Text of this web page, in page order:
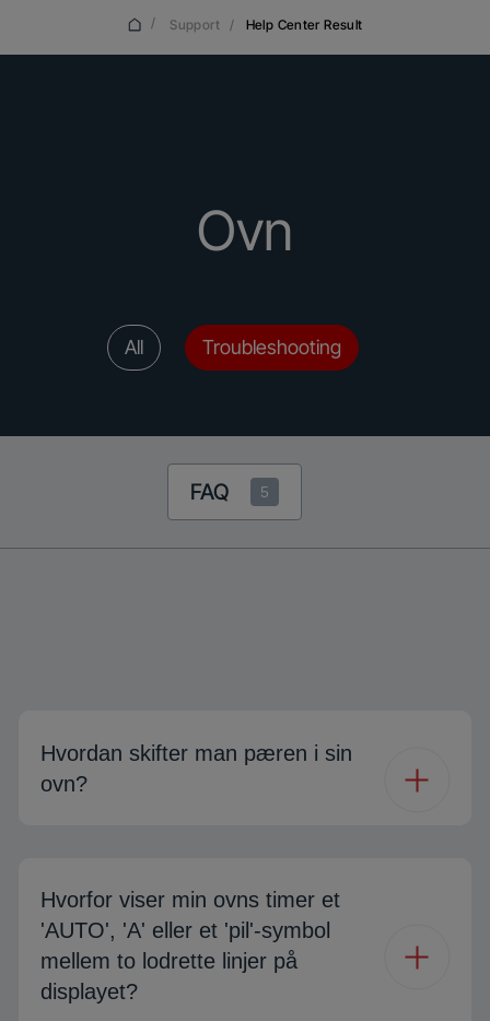
/ Support / Help Center Result
Ovn
All Troubleshooting
FAQ 5
Hvordan skifter man pæren i sin
ovn?
Hvorfor viser min ovns timer et
'AUTO', 'A' eller et 'pil'-symbol
mellem to lodrette linjer på
displayet?